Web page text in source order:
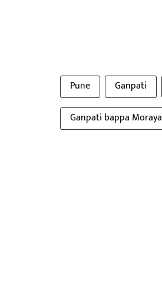
Pune Ganpati
Ganpati bappa Moraya